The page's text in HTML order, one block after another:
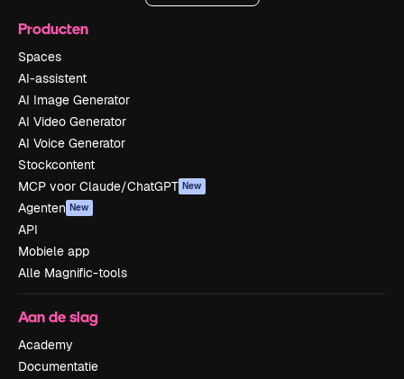
Producten
Spaces
AI-assistent
AI Image Generator
AI Video Generator
AI Voice Generator
Stockcontent
MCP voor Claude/ChatGPT New
Agenten New
API
Mobiele app
Alle Magnific-tools
Aan de slag
Academy
Documentatie